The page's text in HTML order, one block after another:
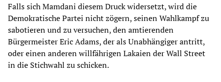
Falls sich Mamdani diesem Druck widersetzt, wird die
Demokratische Partei nicht zögern, seinen Wahlkampf zu
sabotieren und zu versuchen, den amtierenden
Bürgermeister Eric Adams, der als Unabhängiger antritt,
oder einen anderen willfährigen Lakaien der Wall Street
in die Stichwahl zu schicken.